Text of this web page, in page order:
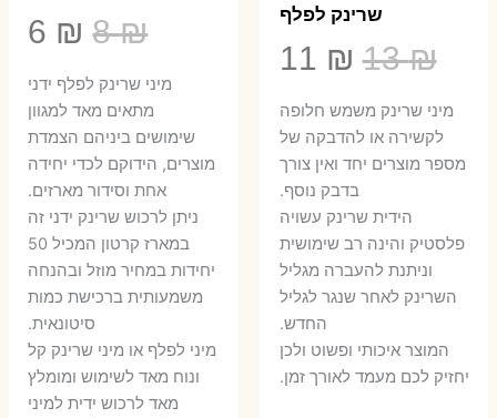
שרינק לפלף
13₪
המחיר
המקורי
היה:
13 ₪.
11 ₪
הוא:
​מיני שרינק משמש חלופה
לקשירה או להדבקה של
מספר מוצרים יחד ואין צורך
בדבק נוסף.
הידית שרינק עשויה
פלסטיק והינה רב שימושית
וניתנת להעברה מגליל
השרינק לאחר שנגר לגליל
החדש.
המוצר איכותי ופשוט ולכן
יחזיק לכם מעמד לאורך זמן.
8₪
היה:
8 ₪.
6 ₪
6 ₪.
מיני שרינק לפלף ידני
מתאים מאד למגוון
שימושים ביניהם הצמדת
מוצרים, הידוקם לכדי יחידה
אחת וסידור מארזים.
ניתן לרכוש שרינק ידני זה
במארז קרטון המכיל 50
יחידות במחיר מוזל ובהנחה
משמעותית ברכישת כמות
סיטונאית.
מיני לפלף או מיני שרינק קל
ונוח מאד לשימוש ומומלץ
מאד לרכוש ידית למיני